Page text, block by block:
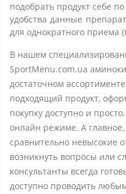
подобрать продукт себе
удобства данные
для однократного приема
В нашем
SportMenu.com.ua
достаточном
подходящий продукт,
покупку доступно и
онлайн режиме. А
сравнительно невысокие
возникнуть вопросы или
консультанты всегда
доступно проводить